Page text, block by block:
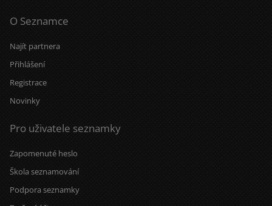
O Seznamce
Najít partnera
Přihlášení
Registrace
Novinky
Pro uživatele seznamky
Zapomenuté heslo
Škola seznamování
Podpora seznamky